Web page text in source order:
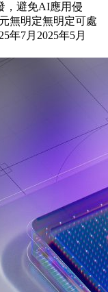
，避免AI應用侵
無明定無明定可處
年7月2025年5月